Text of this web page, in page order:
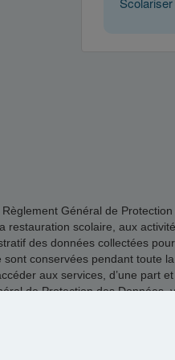
Général de
restauration scolaire, aux
des données collectées
conservées pendant toute
aux services, d’une part
de Protection des Données,